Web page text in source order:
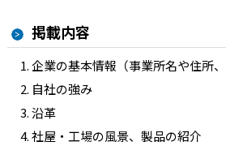
掲載内容
企業の基本情報（事業所名や住所、
自社の強み
沿革
社屋・工場の風景、製品の紹介